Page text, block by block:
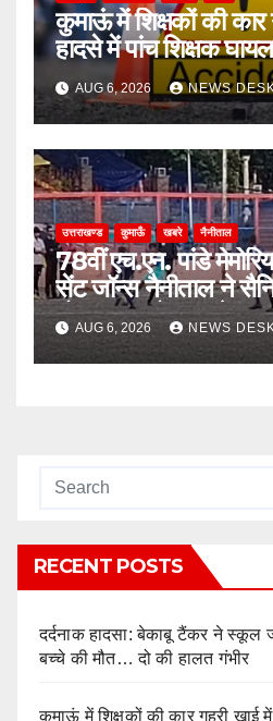
कुमाऊं में शिक्षकों की कार
हादसे में पांच शिक्षक
घायल
AUG 6, 2026 NEWS
उत्तराखण्ड कुमाऊँ खबरे नैनीताल
78वीं एच.एन. पांडे
सेंट जॉन्स नैनीताल ने
घोड़ाखाल को 1-0 से
AUG 6, 2026 NEWS
RECENT POSTS
दर्दनाक हादसा: बेकाबू टैंकर ने स्कूल
बच्चे की मौत… दो की हालत गंभीर
कुमाऊं में शिक्षकों की कार गहरी खाई